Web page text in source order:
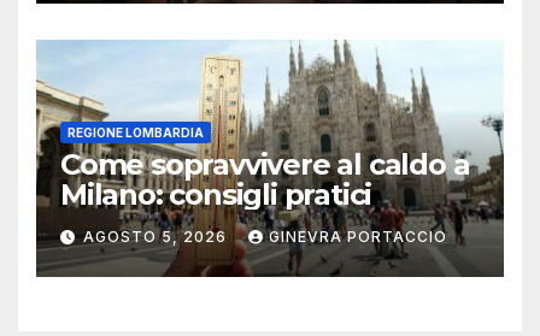
REGIONE LOMBARDIA
Come sopravvivere al caldo a
Milano: consigli pratici
AGOSTO 5, 2026 GINEVRA PORTACCIO